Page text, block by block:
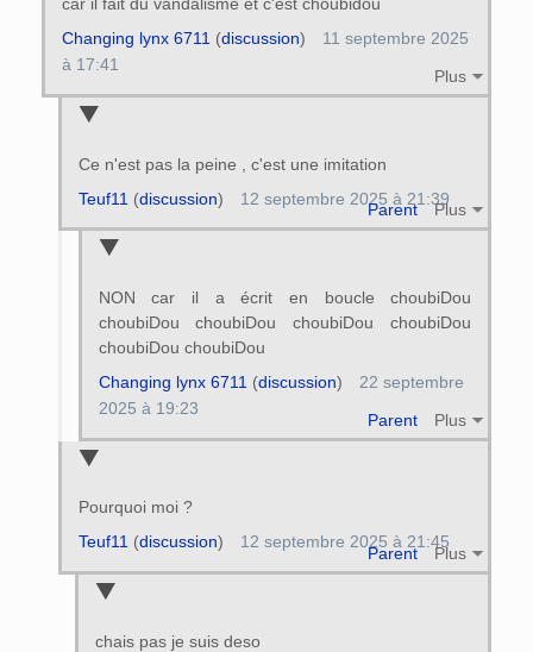
Plus
Changing lynx 6711 (discussion)
11 septembre 2025
à 17:41
Ce n'est pas la peine , c'est une imitation
Parent Plus
Teuf11 (discussion) 12 septembre 2025 à 21:39
NON car il a écrit en boucle choubiDou
choubiDou choubiDou choubiDou choubiDou
choubiDou choubiDou
Parent Plus
Changing lynx 6711 (discussion)
22 septembre
2025 à 19:23
Pourquoi moi ?
Parent Plus
Teuf11(discussion) 12 septembre 2025 à 21:45
chais pas je suis deso